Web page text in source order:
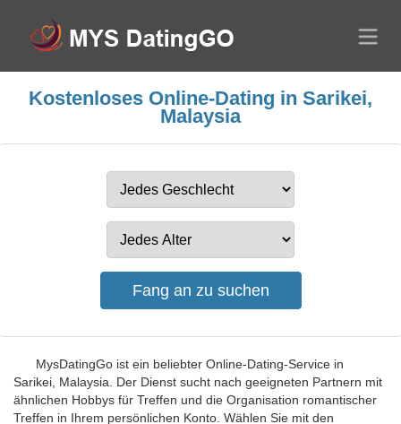
Kostenloses Online-Dating in Sarikei,
Malaysia
MysDatingGo ist ein beliebter Online-Dating-Service in
Sarikei, Malaysia. Der Dienst sucht nach geeigneten Partnern mit
ähnlichen Hobbys für Treffen und die Organisation romantischer
Treffen in Ihrem persönlichen Konto. Wählen Sie mit den